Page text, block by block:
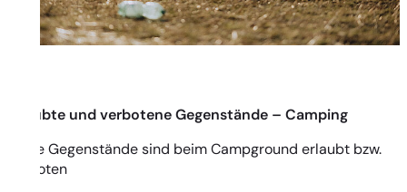
Erlaubte und verbotene Gegenstände – Camping
Diese Gegenstände sind beim Campground erlaubt bzw.
verboten